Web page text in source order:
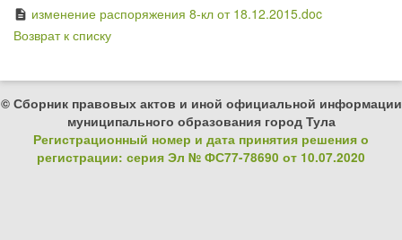
description изменение распоряжения 8-кл от 18.12.2015.doc
Возврат к списку
© Сборник правовых актов и иной официальной информации
муниципального образования город Тула
Регистрационный номер и дата принятия решения о
регистрации: серия Эл № ФС77-78690 от 10.07.2020